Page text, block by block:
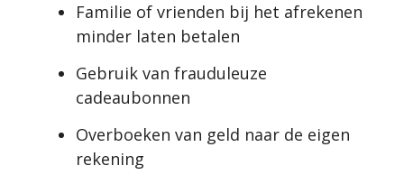
Familie of vrienden bij het afrekenen
minder laten betalen
Gebruik van frauduleuze
cadeaubonnen
Overboeken van geld naar de eigen
rekening